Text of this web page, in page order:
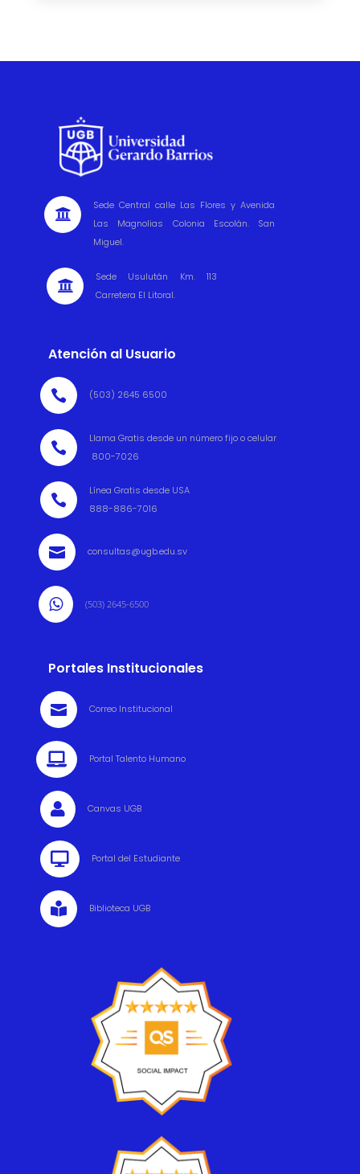

Sede Central calle Las Flores y Avenida
Las Magnolias Colonia Escolán. San
Miguel.

Sede Usulután Km. 113
Carretera El Litoral.
Atención al Usuario
 (503) 2645 6500

Llama Gratis desde un número fijo o celular
800-7026

Línea Gratis desde USA
888-886-7016
 consultas@ugb.edu.sv
 (503) 2645-6500
Portales Institucionales
 Correo Institucional
 Portal Talento Humano
 Canvas UGB
 Portal del Estudiante
 Biblioteca UGB